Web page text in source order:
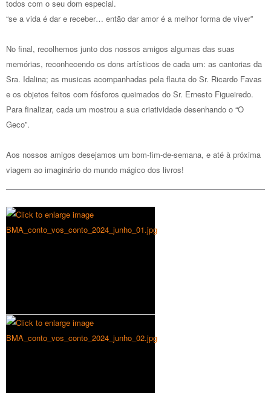
todos com o seu dom especial.
“se a vida é dar e receber… então dar amor é a melhor forma de viver”
No final, recolhemos junto dos nossos amigos algumas das suas
memórias, reconhecendo os dons artísticos de cada um: as cantorias da
Sra. Idalina; as musicas acompanhadas pela flauta do Sr. Ricardo Favas
e os objetos feitos com fósforos queimados do Sr. Ernesto Figueiredo.
Para finalizar, cada um mostrou a sua criatividade desenhando o “O
Geco”.
Aos nossos amigos desejamos um bom-fim-de-semana, e até à próxima
viagem ao imaginário do mundo mágico dos livros!